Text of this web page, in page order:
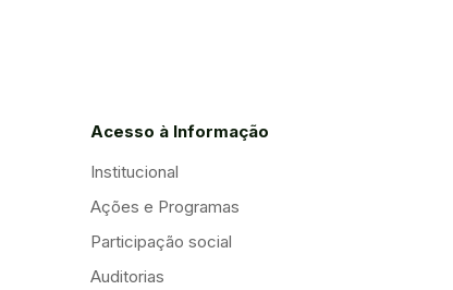
Acesso à Informação
Institucional
Ações e Programas
Participação social
Auditorias